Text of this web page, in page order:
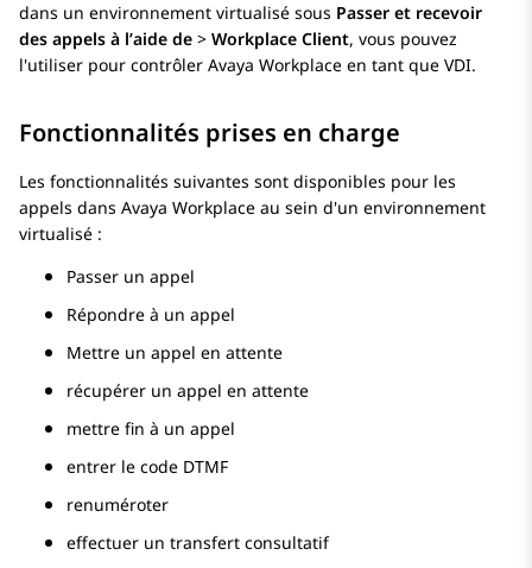
dans un environnement virtualisé sous Passer et recevoir
des appels à lʼaide de > Workplace Client, vous pouvez
l'utiliser pour contrôler Avaya Workplace en tant que VDI.
Fonctionnalités prises en charge
Les fonctionnalités suivantes sont disponibles pour les
appels dans Avaya Workplace au sein d'un environnement
virtualisé :
Passer un appel
Répondre à un appel
Mettre un appel en attente
récupérer un appel en attente
mettre fin à un appel
entrer le code DTMF
renuméroter
effectuer un transfert consultatif